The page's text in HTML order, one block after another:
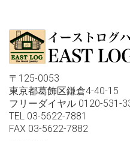
〒125-0053
東京都葛飾区鎌倉4-40-15
フリーダイヤル 0120-531-
TEL 03-5622-7881
FAX 03-5622-7882